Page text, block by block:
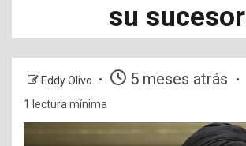
su sucesor
Eddy Olivo 5 meses atrás
1 lectura mínima